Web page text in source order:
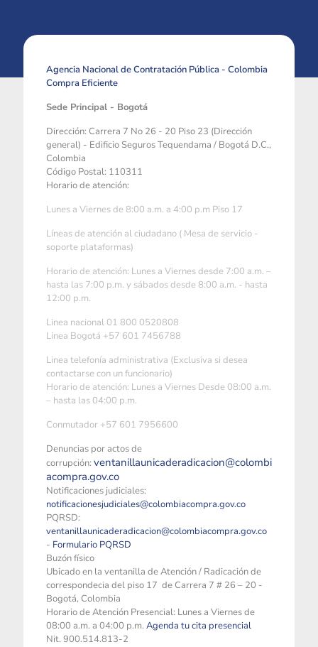
Agencia Nacional de Contratación Pública - Colombia
Compra Eficiente
Sede Principal - Bogotá
Dirección: Carrera 7 No 26 - 20 Piso 23 (Dirección
general) - Edificio Seguros Tequendama / Bogotá D.C.,
Colombia
Código Postal: 110311
Horario de atención:
Lunes a Viernes de 8:00 a.m. a 4:00 p.m Piso 17
Líneas de atención al ciudadano ( Mesa de servicio -
soporte plataformas)
Horario de atención: Lunes a Viernes desde 7:00 a.m. –
hasta las 7:00 p.m. y sábados desde 8:00 a.m. - hasta
12:00 p.m.
Linea nacional 01 800 0520808
Linea Bogotá +57 601 7456788
Linea telefonía administrativa (Exclusiva si desea
contactarse con un funcionario)
Horario de atención: Lunes a Viernes Desde 08:00 a.m.
– hasta las 04:00 p.m.
Conmutador +57 601 7956600
Denuncias por actos de
corrupción: ventanillaunicaderadicacion@colombi
acompra.gov.co
Notificaciones judiciales:
notificacionesjudiciales@colombiacompra.gov.co
PQRSD:
ventanillaunicaderadicacion@colombiacompra.gov.co
- Formulario PQRSD
Buzón físico
Ubicado en la ventanilla de Atención / Radicación de
correspondecia del piso 17 de Carrera 7 # 26 – 20 -
Bogotá, Colombia
Horario de Atención Presencial: Lunes a Viernes de
08:00 a.m. a 04:00 p.m. Agenda tu cita presencial
Nit. 900.514.813-2